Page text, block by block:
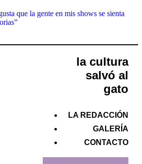
la cultura
salvó al
gato
LA REDACCIÓN
GALERÍA
CONTACTO